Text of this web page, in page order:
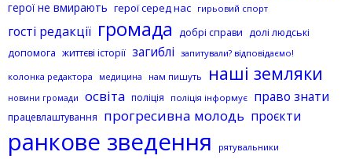
герої не вмирають герої серед нас гирьовий спорт
гості редакції громада добрі справи долі людські
допомога життєві історії загиблі запитували? відповідаємо!
колонка редактора
медицина нам пишуть наші земляки
новини громади освіта поліція поліція інформує право знати
працевлаштування прогресивна молодь проєкти
ранкове зведення рятувальники